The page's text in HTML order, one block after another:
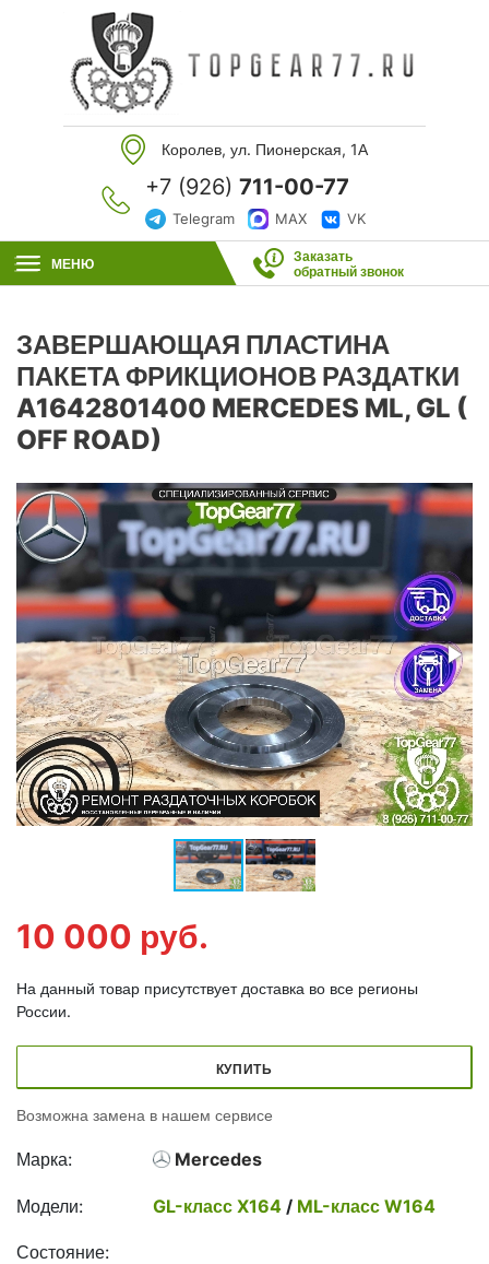
Королев, ул. Пионерская, 1А
+7 (926) 711-00-77
Telegram MAX VK
МЕНЮ
Заказать
обратный звонок
ЗАВЕРШАЮЩАЯ ПЛАСТИНА
ПАКЕТА ФРИКЦИОНОВ РАЗДАТКИ
A1642801400 MERCEDES ML, GL (
OFF ROAD)
10 000 руб.
На данный товар присутствует доставка во все регионы
России.
КУПИТЬ
Возможна замена в нашем сервисе
Марка: Mercedes
Модели: GL-класс X164 / ML-класс W164
Состояние: